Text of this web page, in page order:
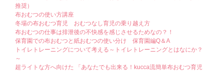
推奨）
布おむつの使い方講座
冬場の布おむつ育児 おむつなし育児の乗り越え方
布おむつの仕事は排泄後の不快感を感じさせるためなの？！
保育園での布おむつと紙おむつの使い分け 保育園編Q＆A
トイレトレーニングについて考える～トイレトレーニングとはなにか？
～
超ライトな方へ向けた 「あなたでも出来る！kucca流簡単布おむつ育児